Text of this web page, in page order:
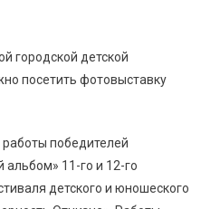
городской детской
посетить фотовыставку
победителей
11-го и 12-го
детского и юношеского